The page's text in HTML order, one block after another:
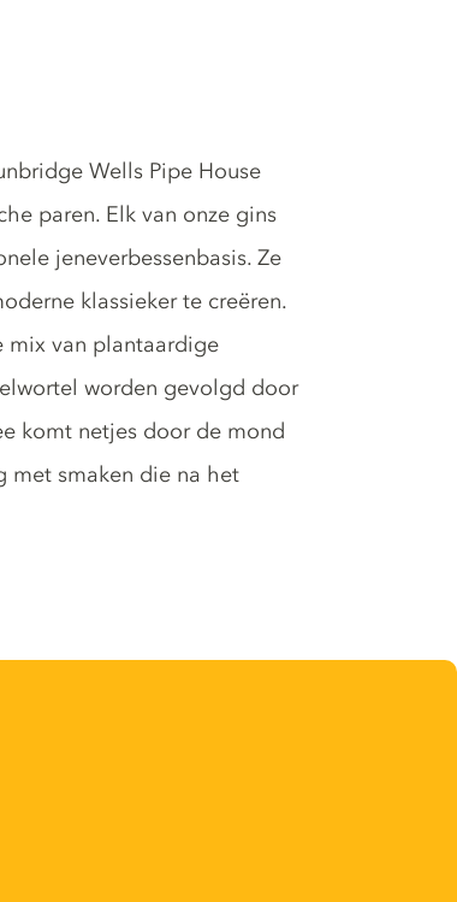
Wells Pipe House
paren. Elk van onze gins
jeneverbessenbasis. Ze
klassieker te creëren.
mix van plantaardige
worden gevolgd door
komt netjes door de mond
met smaken die na het